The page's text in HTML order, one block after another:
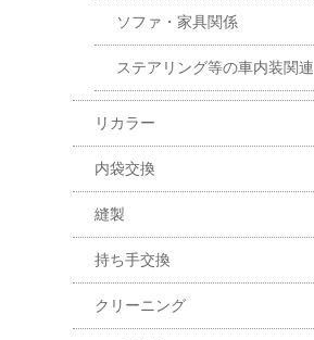
ソファ・家具関係
ステアリング等の車内装関連
リカラー
内袋交換
縫製
持ち手交換
クリーニング